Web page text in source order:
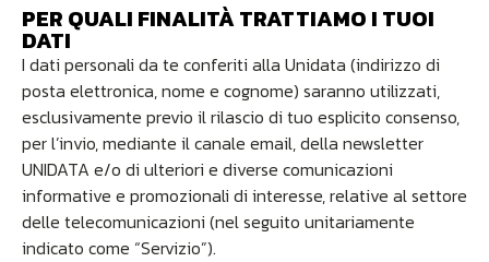
PER QUALI FINALITÀ TRATTIAMO I TUOI
DATI
I dati personali da te conferiti alla Unidata (indirizzo di
posta elettronica, nome e cognome) saranno utilizzati,
esclusivamente previo il rilascio di tuo esplicito consenso,
per l’invio, mediante il canale email, della newsletter
UNIDATA e/o di ulteriori e diverse comunicazioni
informative e promozionali di interesse, relative al settore
delle telecomunicazioni (nel seguito unitariamente
indicato come “Servizio”).